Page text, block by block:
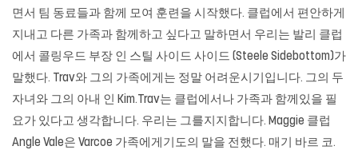
면서 팀 동료들과 함께 모여 훈련을 시작했다. 클럽에서 편안하게
지내고 다른 가족과 함께하고 싶다고 말하면서 우리는 발리 클럽
에서 콜링우드 부장 인 스틸 사이드 사이드 (Steele Sidebottom)가
말했다. Trav와 그의 가족에게는 정말 어려운시기입니다. 그의 두
자녀와 그의 아내 인 Kim.Trav는 클럽에서나 가족과 함께있을 필
요가 있다고 생각합니다. 우리는 그를지지합니다. Maggie 클럽
Angle Vale은 Varcoe 가족에게기도의 말을 전했다. 매기 바르 코.